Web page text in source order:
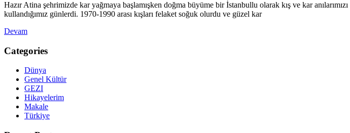
Hazır Atina şehrimizde kar yağmaya başlamışken doğma büyüme bir İstanbullu olarak kış ve kar
kullandığımız günlerdi. 1970-1990 arası kışları felaket soğuk olurdu ve güzel kar
Devam
Categories
Dünya
Genel Kültür
GEZI
Hikayelerim
Makale
Türkiye